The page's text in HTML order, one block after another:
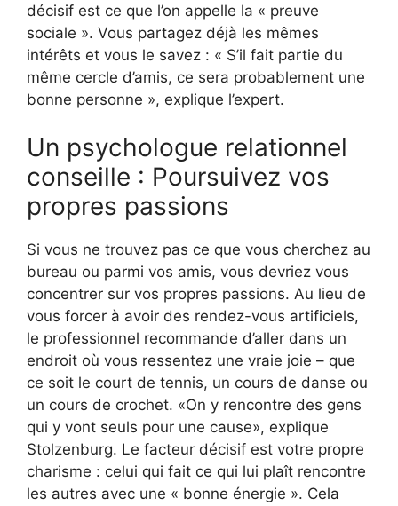
décisif est ce que l’on appelle la « preuve
sociale ». Vous partagez déjà les mêmes
intérêts et vous le savez : « S’il fait partie du
même cercle d’amis, ce sera probablement une
bonne personne », explique l’expert.
Un psychologue relationnel
conseille : Poursuivez vos
propres passions
Si vous ne trouvez pas ce que vous cherchez au
bureau ou parmi vos amis, vous devriez vous
concentrer sur vos propres passions. Au lieu de
vous forcer à avoir des rendez-vous artificiels,
le professionnel recommande d’aller dans un
endroit où vous ressentez une vraie joie – que
ce soit le court de tennis, un cours de danse ou
un cours de crochet. «On y rencontre des gens
qui y vont seuls pour une cause», explique
Stolzenburg. Le facteur décisif est votre propre
charisme : celui qui fait ce qui lui plaît rencontre
les autres avec une « bonne énergie ». Cela